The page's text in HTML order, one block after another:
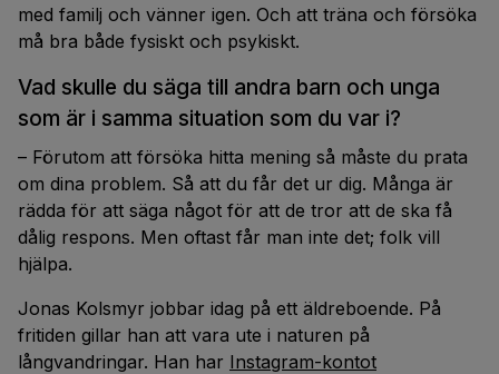
med familj och vänner igen. Och att träna och försöka
må bra både fysiskt och psykiskt.
Vad skulle du säga till andra barn och unga
som är i samma situation som du var i?
– Förutom att försöka hitta mening så måste du prata
om dina problem. Så att du får det ur dig. Många är
rädda för att säga något för att de tror att de ska få
dålig respons. Men oftast får man inte det; folk vill
hjälpa.
Jonas Kolsmyr jobbar idag på ett äldreboende. På
fritiden gillar han att vara ute i naturen på
långvandringar. Han har Instagram-kontot